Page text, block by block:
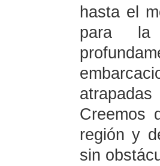
hasta el
para la
Creemos
región y
sin